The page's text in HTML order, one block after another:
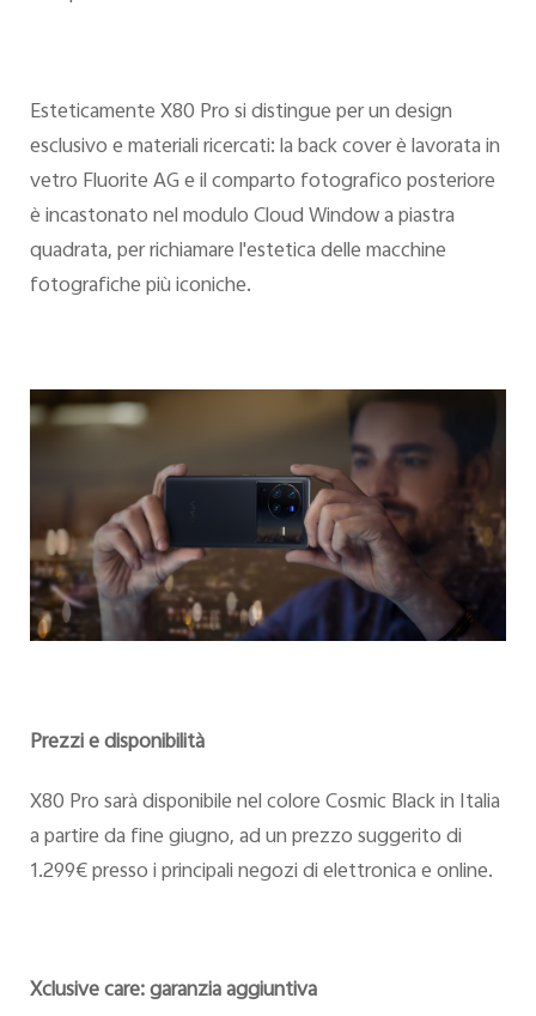
Esteticamente X80 Pro si distingue per un design
esclusivo e materiali ricercati: la back cover è lavorata in
vetro Fluorite AG e il comparto fotografico posteriore
è incastonato nel modulo Cloud Window a piastra
quadrata, per richiamare l'estetica delle macchine
fotografiche più iconiche.
Prezzi e disponibilità
X80 Pro sarà disponibile nel colore Cosmic Black in Italia
a partire da fine giugno, ad un prezzo suggerito di
1.299€ presso i principali negozi di elettronica e online.
Xclusive care: garanzia aggiuntiva